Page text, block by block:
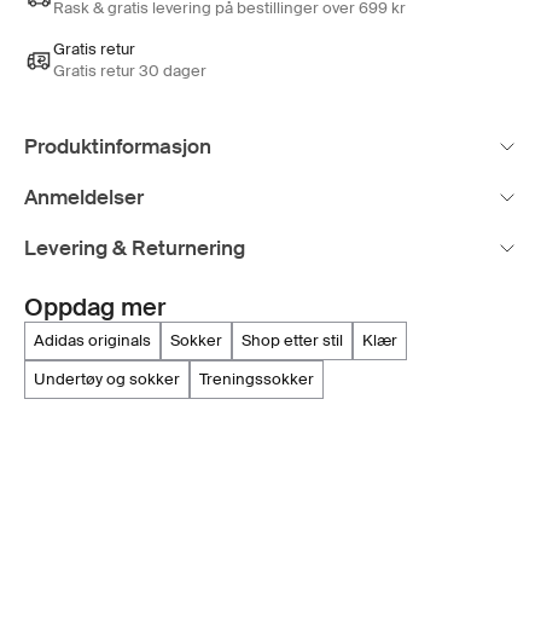
Rask & gratis levering på bestillinger over 699 kr
Gratis retur
Gratis retur 30 dager
Produktinformasjon
Anmeldelser
Levering & Returnering
Oppdag mer
adidas originals sokker shop etter stil
klær
undertøy og sokker
treningssokker